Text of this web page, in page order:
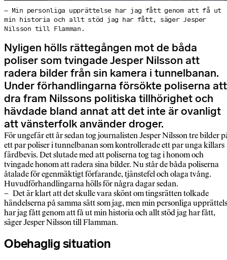
– Min personliga upprättelse har jag fått genom att få ut
min historia och allt stöd jag har fått, säger Jesper
Nilsson till Flamman.
Nyligen hölls rättegången mot de båda
poliser som tvingade Jesper Nilsson att
radera bilder från sin kamera i tunnelbanan.
Under förhandlingarna försökte poliserna att
dra fram Nilssons politiska tillhörighet och
hävdade bland annat att det inte är ovanligt
att vänsterfolk använder droger.
För ungefär ett år sedan tog journalisten Jesper Nilsson tre bilder
ett par poliser i tunnelbanan som kontrollerade ett par unga killars
färdbevis. Det slutade med att poliserna tog tag i honom och
tvingade honom att radera sina bilder. Nu står de båda poliserna
åtalade för egenmäktigt förfarande, tjänstefel och olaga tvång.
Huvudförhandlingarna hölls för några dagar sedan.
– Det är klart att det skulle vara skönt om tingsrätten tolkade
händelserna på samma sätt som jag, men min personliga
har jag fått genom att få ut min historia och allt stöd jag har fått,
säger Jesper Nilsson till Flamman.
Obehaglig situation